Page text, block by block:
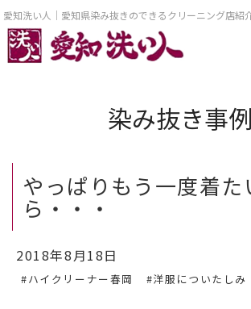
愛知洗い人｜愛知県染み抜きのできるクリーニング店紹
染み抜き事例
やっぱりもう一度着た
ら・・・
2018年8月18日
#ハイクリーナー春岡 #洋服についたしみ